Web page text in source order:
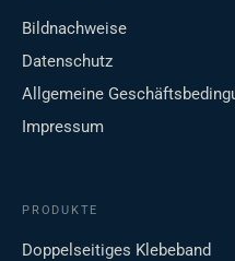
Bildnachweise
Datenschutz
Allgemeine
Impressum
PRODUKTE
Doppelseitiges Klebeband